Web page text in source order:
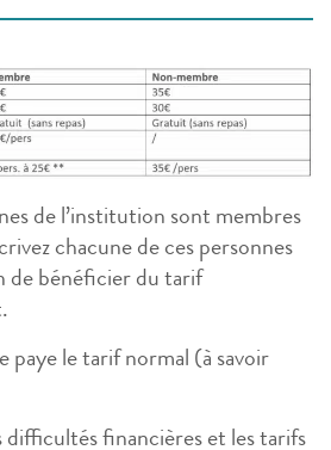
de l’institution sont membres
chacune de ces personnes
de bénéficier du tarif
paye le tarif normal (à savoir
difficultés financières et les tarifs